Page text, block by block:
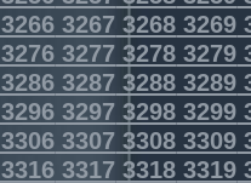
3266 3267 3268 3269
3276 3277 3278 3279
3286 3287 3288 3289
3296 3297 3298 3299
3306 3307 3308 3309
3316 3317 3318 3319